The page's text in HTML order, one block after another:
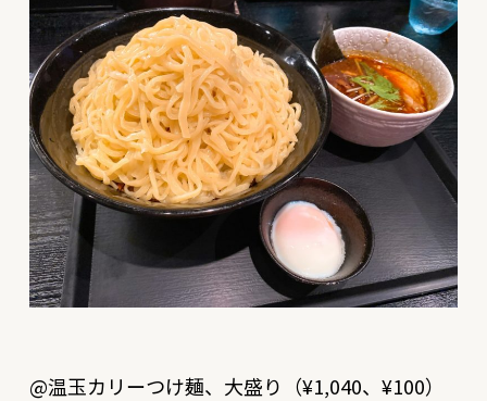
@温玉カリーつけ麺、大盛り（¥1,040、¥100）